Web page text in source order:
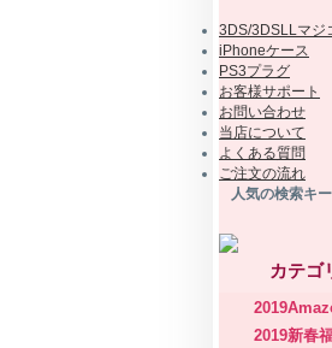
3DS/3DSLLマジ
iPhoneケース
PS3プラグ
お客様サポート
お問い合わせ
当店について
よくある質問
ご注文の流れ
人気の検索キ
カテゴ
2019新春